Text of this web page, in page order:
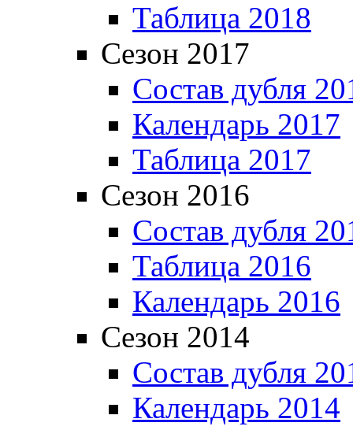
Таблица 2018
Сезон 2017
Состав дубля
Календарь 2017
Таблица 2017
Сезон 2016
Состав дубля
Таблица 2016
Календарь 2016
Сезон 2014
Состав дубля
Календарь 2014